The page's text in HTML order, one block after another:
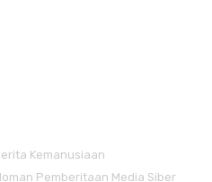
Kemanusiaan
Pemberitaan Media Siber